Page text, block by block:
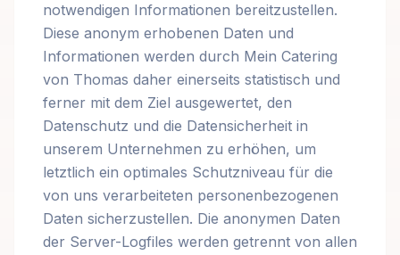
notwendigen Informationen bereitzustellen.
Diese anonym erhobenen Daten und
Informationen werden durch Mein Catering
von Thomas daher einerseits statistisch und
ferner mit dem Ziel ausgewertet, den
Datenschutz und die Datensicherheit in
unserem Unternehmen zu erhöhen, um
letztlich ein optimales Schutzniveau für die
von uns verarbeiteten personenbezogenen
Daten sicherzustellen. Die anonymen Daten
der Server-Logfiles werden getrennt von allen